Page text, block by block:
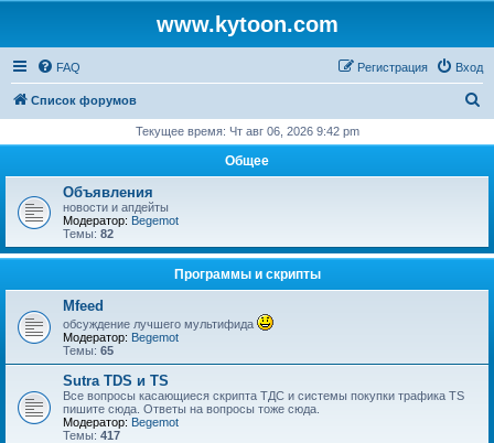
www.kytoon.com
FAQ Вход
Регистрация
Список форумов
с
Текущее время: Чт авг 06, 2026 9:42 pm
Общее
Объявления
новости и апдейты
Модератор: Begemot
Темы: 82
Программы и скрипты
Mfeed
обсуждение лучшего мультифида
Модератор: Begemot
Темы: 65
Sutra TDS и TS
Все вопросы касающиеся скрипта ТДС и системы покупки трафика TS
пишите сюда. Ответы на вопросы тоже сюда.
Модератор: Begemot
Темы: 417